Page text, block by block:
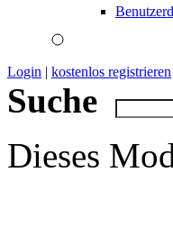
Login | kostenlos registrieren
Suche
Dieses